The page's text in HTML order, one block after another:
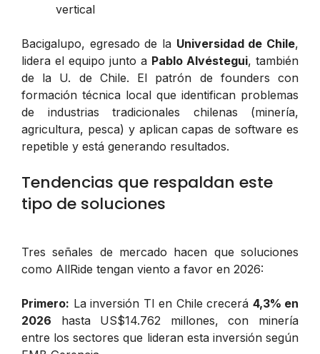
vertical
Bacigalupo, egresado de la Universidad de Chile,
lidera el equipo junto a Pablo Alvéstegui, también
de la U. de Chile. El patrón de founders con
formación técnica local que identifican problemas
de industrias tradicionales chilenas (minería,
agricultura, pesca) y aplican capas de software es
repetible y está generando resultados.
Tendencias que respaldan este
tipo de soluciones
Tres señales de mercado hacen que soluciones
como AllRide tengan viento a favor en 2026:
Primero: La inversión TI en Chile crecerá 4,3% en
2026 hasta US$14.762 millones, con minería
entre los sectores que lideran esta inversión según